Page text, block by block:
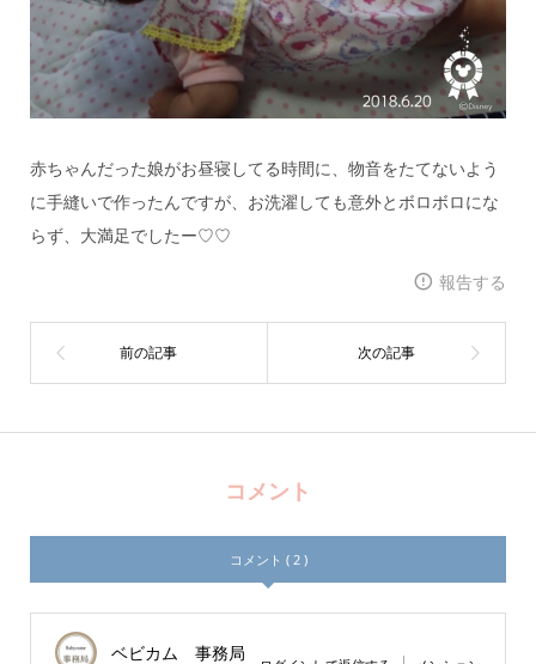
赤ちゃんだった娘がお昼寝してる時間に、物音をたてないよう
に手縫いで作ったんですが、お洗濯しても意外とボロボロにな
らず、大満足でしたー♡♡
報告する
コメント
コメント ( 2 )
ベビカム 事務局